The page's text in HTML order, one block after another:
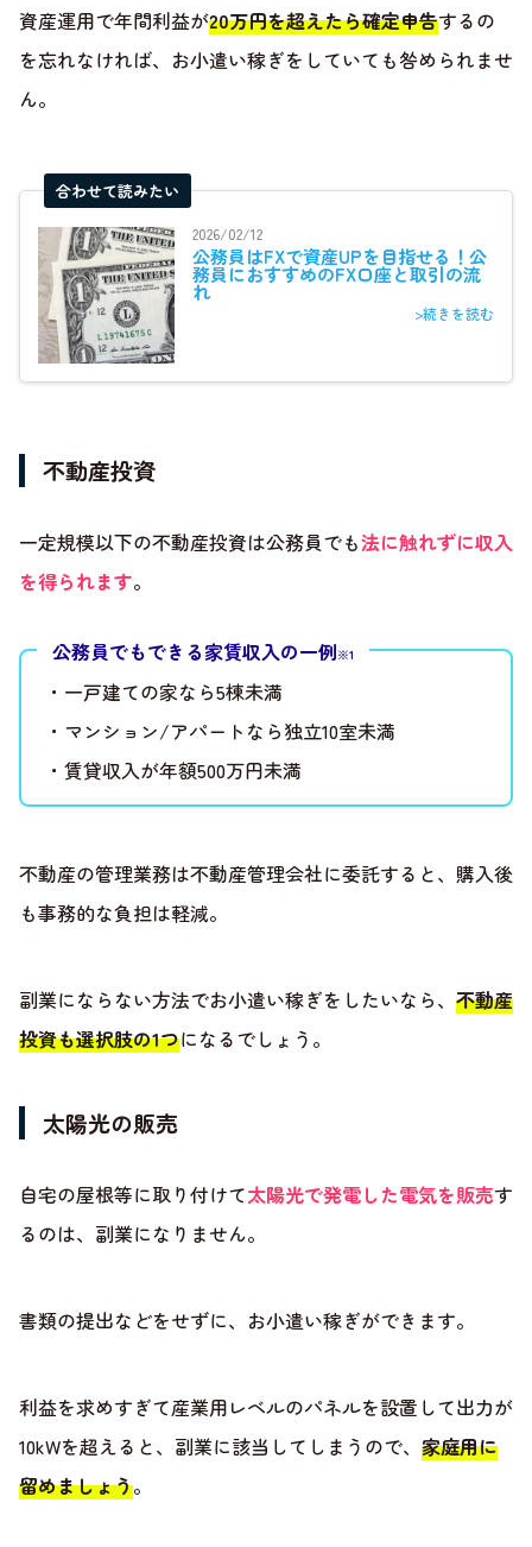
資産運用で年間利益が20万円を超えたら確定申告するの
を忘れなければ、お小遣い稼ぎをしていても咎められませ
ん。
合わせて読みたい
2026/02/12
公務員はFXで資産UPを目指せる！公
務員におすすめのFX口座と取引の流
れ
>続きを読む
不動産投資
一定規模以下の不動産投資は公務員でも法に触れずに収入
を得られます。
公務員でもできる家賃収入の一例※1
・一戸建ての家なら5棟未満
・マンション/アパートなら独立10室未満
・賃貸収入が年額500万円未満
不動産の管理業務は不動産管理会社に委託すると、購入後
も事務的な負担は軽減。
副業にならない方法でお小遣い稼ぎをしたいなら、 不動産
投資も選択肢の1つになるでしょう。
太陽光の販売
自宅の屋根等に取り付けて太陽光で発電した電気を販売す
るのは、副業になりません。
書類の提出などをせずに、お小遣い稼ぎができます。
利益を求めすぎて産業用レベルのパネルを設置して出力が
10kWを超えると、副業に該当してしまうので、 家庭用に
留めましょう。